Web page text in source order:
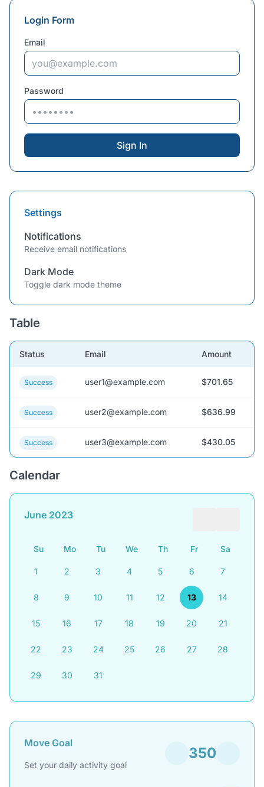
Login Form
Email
Password
Sign In
Settings
Notifications
Receive email notifications
Dark Mode
Toggle dark mode theme
Table
Status Email Amount
Success user1@example.com $701.65
Success user2@example.com $636.99
Success user3@example.com $430.05
Calendar
June 2023
Su Mo Tu We Th Fr Sa
1 2 3 4 5 6 7
8 9 10 11 12 13 14
15 16 17 18 19 20 21
22 23 24 25 26 27 28
29 30 31
Move Goal
Set your daily activity goal
350